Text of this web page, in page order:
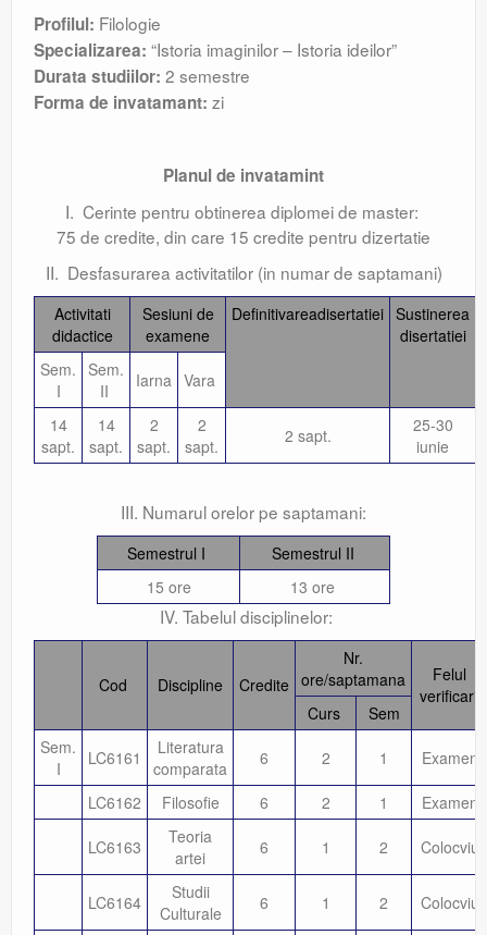
Profilul: Filologie
Specializarea: “Istoria imaginilor – Istoria ideilor”
Durata studiilor: 2 semestre
Forma de invatamant: zi
Planul de invatamint
I. Cerinte pentru obtinerea diplomei de master:
75 de credite, din care 15 credite pentru dizertatie
II. Desfasurarea activitatilor (in numar de saptamani)
Activitati
didactice
Sesiuni de
examene
Definitivareadisertatiei Sustinerea
disertatiei
Sem.
I
Sem.
II
Iarna Vara
14
sapt.
14
sapt.
2
sapt.
2
sapt.
2 sapt.
25-30
iunie
III. Numarul orelor pe saptamani:
Semestrul I
Semestrul II
15 ore
13 ore
IV. Tabelul disciplinelor:
Cod Discipline Credite
Nr.
ore/saptamana
Felul
verificarii
Curs
Sem
Sem.
I
LC6161
Literatura
comparata
6 2 1 Examen
LC6162 Filosofie 6 2 1 Examen
LC6163
Teoria
artei
6 1 2 Colocviu
LC6164
Studii
Culturale
6 1 2 Colocviu